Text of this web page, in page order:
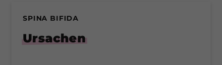
SPINA BIFIDA
Ursachen